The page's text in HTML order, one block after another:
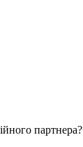
партнера?